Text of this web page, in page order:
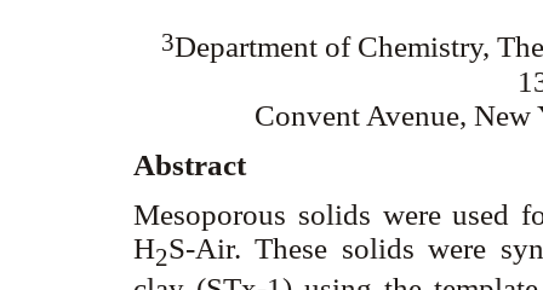
3Department of Chemistry,
Convent Avenue,
Abstract
Mesoporous solids were used
H2S-Air. These solids were